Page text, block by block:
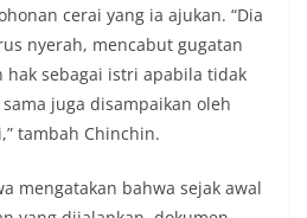
cerai yang ia ajukan. “Dia
nyerah, mencabut gugatan
hak sebagai istri apabila tidak
juga disampaikan oleh
tambah Chinchin.
mengatakan bahwa sejak awal